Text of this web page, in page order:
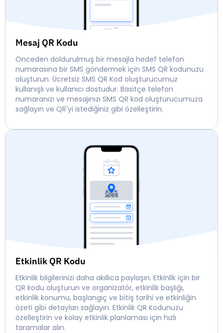
Mesaj QR Kodu
Önceden doldurulmuş bir mesajla hedef telefon
numarasına bir SMS göndermek için SMS QR kodunuzu
oluşturun. Ücretsiz SMS QR Kod oluşturucumuz
kullanışlı ve kullanıcı dostudur. Basitçe telefon
numaranızı ve mesajınızı SMS QR kod oluşturucumuza
sağlayın ve QR'yi istediğiniz gibi özelleştirin.
Etkinlik QR Kodu
Etkinlik bilgilerinizi daha akıllıca paylaşın. Etkinlik için bir
QR kodu oluşturun ve organizatör, etkinlik başlığı,
etkinlik konumu, başlangıç ve bitiş tarihi ve etkinliğin
özeti gibi detayları sağlayın. Etkinlik QR Kodunuzu
özelleştirin ve kolay etkinlik planlaması için hızlı
taramalar alın.